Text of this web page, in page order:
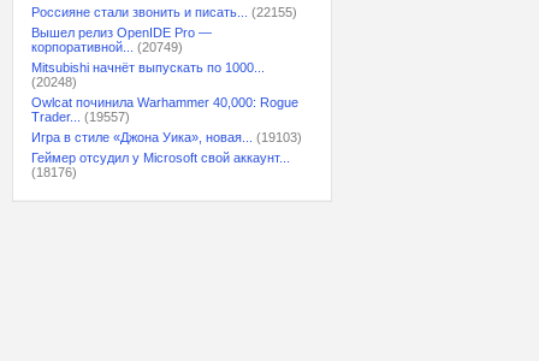
Россияне стали звонить и писать...
(22155)
Вышел релиз OpenIDE Pro —
корпоративной...
(20749)
Mitsubishi начнёт выпускать по 1000...
(20248)
Owlcat починила Warhammer 40,000: Rogue
Trader...
(19557)
Игра в стиле «Джона Уика», новая...
(19103)
Геймер отсудил у Microsoft свой аккаунт...
(18176)